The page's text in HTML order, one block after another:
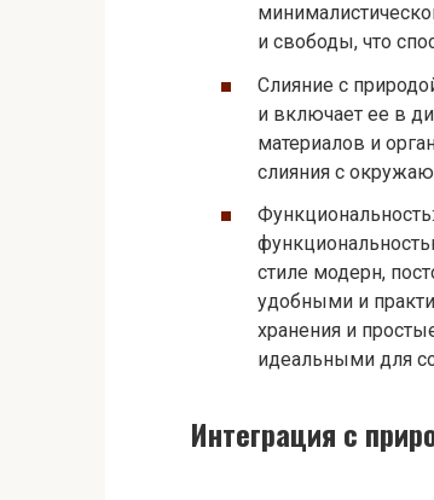
и свободы, что
Слияние с
и включает ее в
материалов и
слияния с
стиле модерн,
удобными и
хранения и
идеальными для
Интеграция с